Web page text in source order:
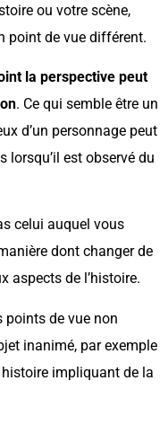
ou votre scène,
point de vue différent.
la perspective peut
. Ce qui semble être un
d’un personnage peut
lorsqu’il est observé du
celui auquel vous
dont changer de
aspects de l’histoire.
points de vue non
inanimé, par exemple
histoire impliquant de la